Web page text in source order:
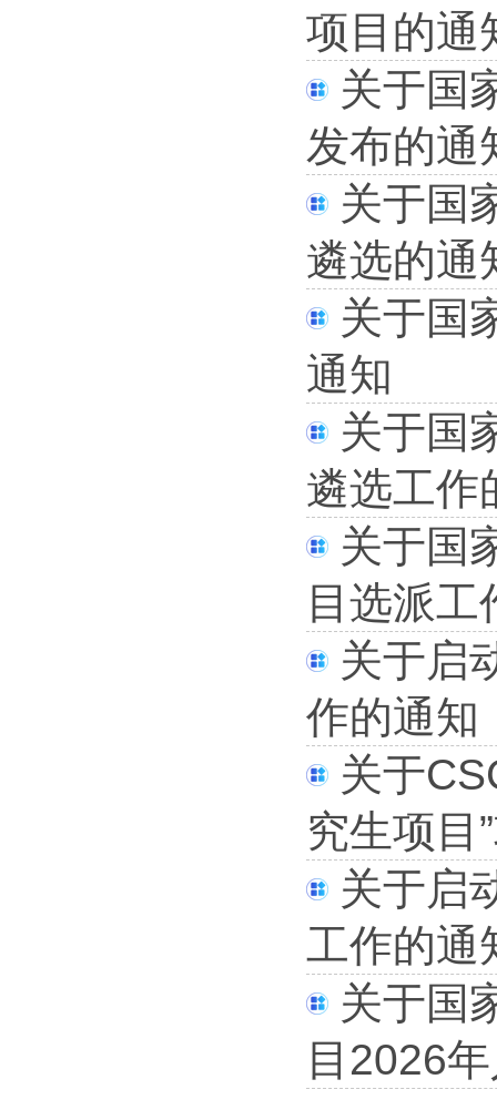
项目的通
关于国
发布的通
关于国
遴选的通
关于国
通知
关于国
遴选工作
关于国
目选派工
关于启
作的通知
关于
究生项目
关于启
工作的通
关于国
目2026